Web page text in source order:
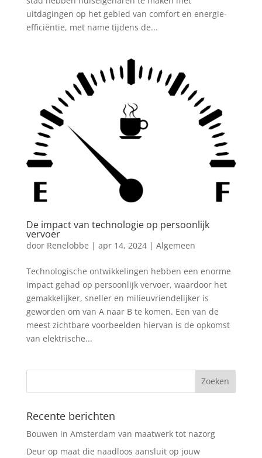
uitdagingen op het gebied van comfort en energie-
efficiëntie, met name tijdens de...
De impact van technologie op persoonlijk
vervoer
door Renelobbe | apr 14, 2024| Algemeen
Technologische ontwikkelingen hebben een enorme
impact gehad op persoonlijk vervoer, waardoor het
gemakkelijker, sneller en milieuvriendelijker is
geworden om van A naar B te komen. Een van de
meest zichtbare voorbeelden hiervan is de opkomst
van elektrische...
Recente berichten
Bouwen in Amsterdam van maatwerk tot nazorg
Deur op maat die naadloos aansluit op jouw